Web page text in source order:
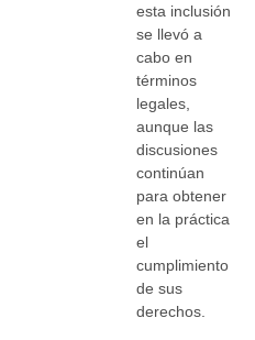
esta inclusión
se llevó a
cabo en
términos
legales,
aunque las
discusiones
continúan
para obtener
en la práctica
el
cumplimiento
de sus
derechos.